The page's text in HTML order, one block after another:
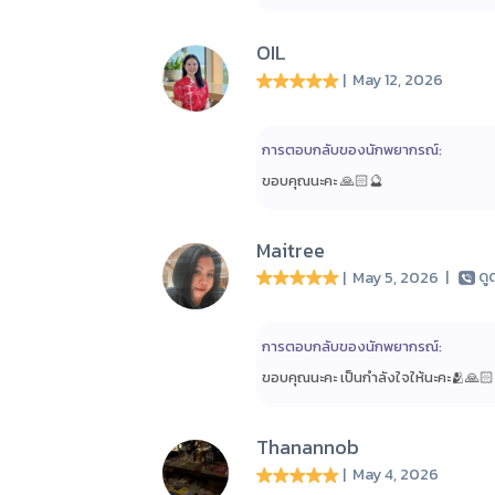
OIL
| May 12, 2026
การตอบกลับของนักพยากรณ์:
ขอบคุณนะคะ 🙏🏻🔮
Maitree
| May 5, 2026 | ดู
การตอบกลับของนักพยากรณ์:
ขอบคุณนะคะ เป็นกำลังใจให้นะคะ
Thanannob
| May 4, 2026